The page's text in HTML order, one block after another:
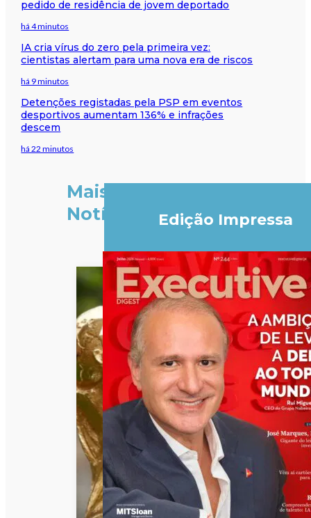
pedido de residência de jovem deportado
há 4 minutos
IA cria vírus do zero pela primeira vez:
cientistas alertam para uma nova era de riscos
há 9 minutos
Detenções registadas pela PSP em eventos
desportivos aumentam 136% e infrações
descem
há 22 minutos
Mais
Notícias
Edição Impressa